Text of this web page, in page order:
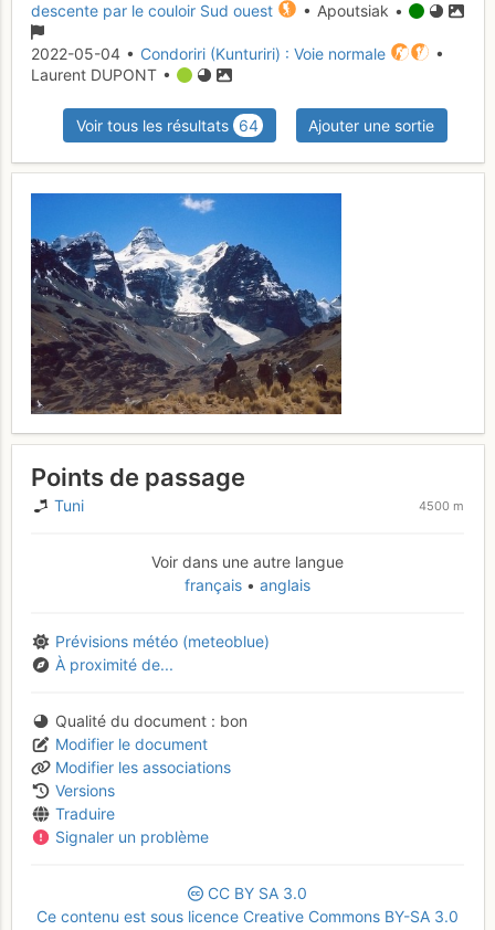
descente par le couloir Sud ouest
• Apoutsiak •
2022-05-04 • Condoriri (Kunturiri) : Voie normale
•
Laurent DUPONT •
Voir tous les résultats 64 Ajouter une sortie
Points de passage
Tuni 4500 m
Voir dans une autre langue
français
anglais
Prévisions météo (meteoblue)
À proximité de...
Qualité du document
bon
Modifier le document
Modifier les associations
Versions
Traduire
Signaler un problème
CC BY SA 3.0
Ce contenu est sous licence Creative Commons BY-SA 3.0